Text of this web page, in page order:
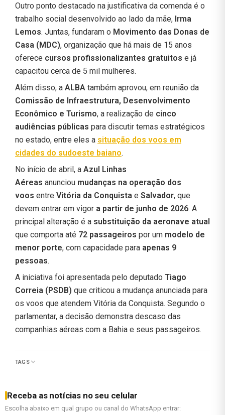
Outro ponto destacado na justificativa da comenda é o
trabalho social desenvolvido ao lado da mãe, Irma
Lemos. Juntas, fundaram o Movimento das Donas de
Casa (MDC), organização que há mais de 15 anos
oferece cursos profissionalizantes gratuitos e já
capacitou cerca de 5 mil mulheres.
Além disso, a ALBA também aprovou, em reunião da
Comissão de Infraestrutura, Desenvolvimento
Econômico e Turismo, a realização de cinco
audiências públicas para discutir temas estratégicos
no estado, entre eles a situação dos voos em
cidades do sudoeste baiano.
No início de abril, a Azul Linhas
Aéreas anunciou mudanças na operação dos
voos entre Vitória da Conquista e Salvador, que
devem entrar em vigor a partir de junho de 2026. A
principal alteração é a substituição da aeronave atual
que comporta até 72 passageiros por um modelo de
menor porte, com capacidade para apenas 9
pessoas.
A iniciativa foi apresentada pelo deputado Tiago
Correia (PSDB) que criticou a mudança anunciada para
os voos que atendem Vitória da Conquista. Segundo o
parlamentar, a decisão demonstra descaso das
companhias aéreas com a Bahia e seus passageiros.
TAGS
Receba as notícias no seu celular
Escolha abaixo em qual grupo ou canal do WhatsApp entrar: